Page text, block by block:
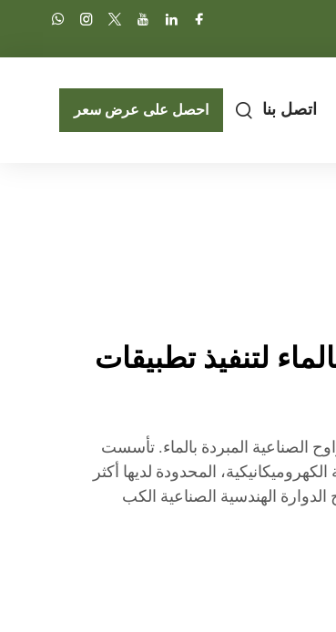
اتصل بنا احصل على عرض سعر
لتنفيذ تطبيقات
الصناعية المبردة بالماء. تأسست
الكهروميكانيكية، المحدودة لديها أكثر